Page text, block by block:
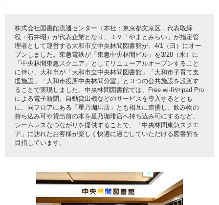
株式会社図書館流通センター（本社：東京都文京区，代表取締
役：石井昭）が代表企業となり、ＪＶ「やまとみらい」が指定管
理者として運営する大和市立中央林間図書館が、4/1（日）にオー
プンしました。東急電鉄が「東急中央林間ビル」を3/28（水）に
「中央林間東急スクエア」としてリニューアルオープンすること
に伴い、大和市が「大和市立中央林間図書館」「大和市子育て支
援施設」「大和市役所中央林間分室」と３つの公共施設を設置す
ることで実現しました。中央林間図書館では、Free wi-fiやipad Pro
による電子新聞、自動貸出機などのサービスを導入するととも
に、同フロアにある「星乃珈琲店」とも相互に連携し、飲み物の
持ち込み可や貸出前の本を星乃珈琲店へ持ち込み可にするなど、
シームレスなつながりを提供することで、「中央林間東急スクエ
ア」に訪れたお客様が楽しく快適に過ごしていただける図書館を
目指しています。